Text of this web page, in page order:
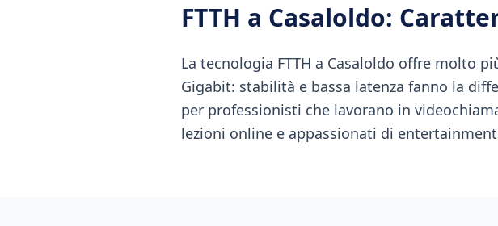
FTTH a Casaloldo:
La tecnologia FTTH a Casaloldo offre molto
Gigabit: stabilità e bassa latenza fanno la
per professionisti che lavorano in
lezioni online e appassionati di